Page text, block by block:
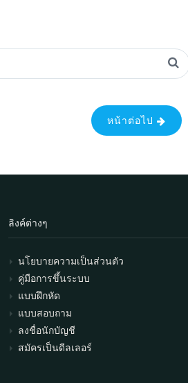
หน้าต่อไป
ลิงค์ต่างๆ
นโยบายความเป็นส่วนตัว
คู่มือการขึ้นระบบ
แบบฝึกหัด
แบบสอบถาม
ลงชื่อนักบัญชี
สมัครเป็นดีลเลอร์